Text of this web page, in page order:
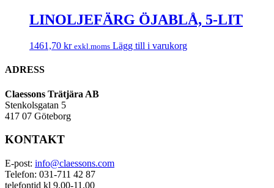
LINOLJEFÄRG ÖJABLÅ, 5-LIT
1461,70 kr exkl.moms Lägg till i varukorg
ADRESS
Claessons Trätjära AB
Stenkolsgatan 5
417 07 Göteborg
KONTAKT
E-post: info@claessons.com
Telefon: 031-711 42 87
telefontid kl 9.00-11.00